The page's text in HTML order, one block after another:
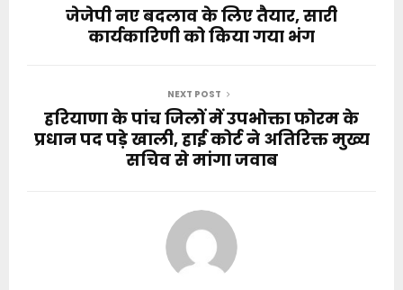
जेजेपी नए बदलाव के लिए तैयार, सारी
कार्यकारिणी को किया गया भंग
NEXT POST
हरियाणा के पांच जिलों में उपभोक्ता फोरम के
प्रधान पद पड़े खाली, हाई कोर्ट ने अतिरिक्त मुख्य
सचिव से मांगा जवाब